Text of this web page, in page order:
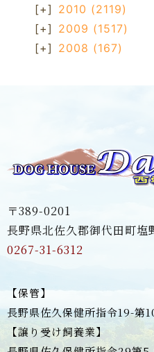
[+] 2010 (2119)
[+] 2009 (1517)
[+] 2008 (167)
〒389-0201
長野県北佐久郡御代田町塩
0267-31-6312
【保管】
長野県佐久保健所指令19-第
【譲り受け飼養業】